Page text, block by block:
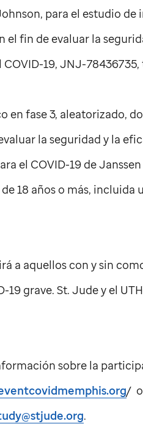
para el estudio de
el fin de evaluar la
COVID-19, JNJ-
en fase 3, aleatorizado,
la seguridad y la
el COVID-19 de
18 años o más,
a aquellos con y sin
19 grave.St. Judey el
sobre la
/ o
.